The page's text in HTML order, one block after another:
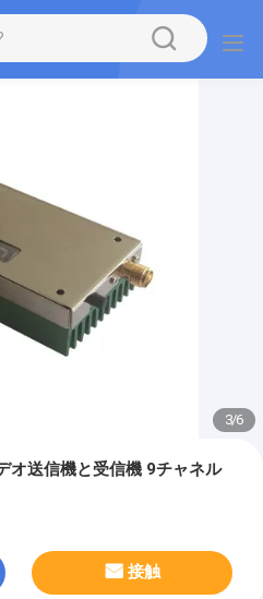
3/6
オ送信機と受信機 9チャネル
接触